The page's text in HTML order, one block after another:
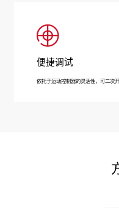
便捷调试
依托于运动控制器的灵活性，可二次